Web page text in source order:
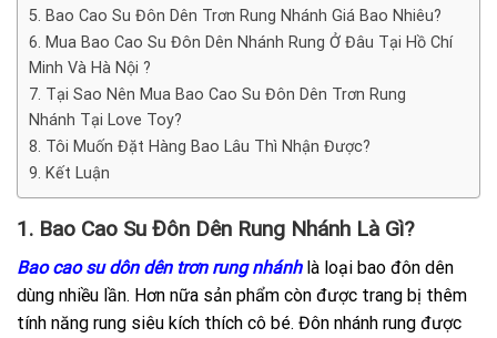
5. Bao Cao Su Đôn Dên Trơn Rung Nhánh Giá Bao Nhiêu?
6. Mua Bao Cao Su Đôn Dên Nhánh Rung Ở Đâu Tại Hồ Chí
Minh Và Hà Nội ?
7. Tại Sao Nên Mua Bao Cao Su Đôn Dên Trơn Rung
Nhánh Tại Love Toy?
8. Tôi Muốn Đặt Hàng Bao Lâu Thì Nhận Được?
9. Kết Luận
1. Bao Cao Su Đôn Dên Rung Nhánh Là Gì?
Bao cao su dôn dên trơn rung nhánhlà loại bao đôn dên
dùng nhiều lần. Hơn nữa sản phẩm còn được trang bị thêm
tính năng rung siêu kích thích cô bé. Đôn nhánh rung được